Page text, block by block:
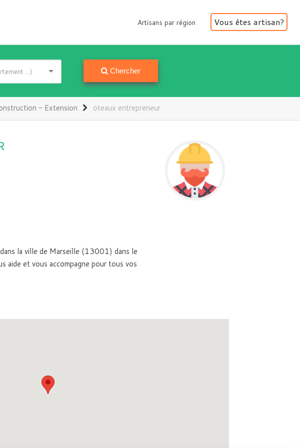
Artisans par région
Artisans par région Vous êtes artisan?
Chercher
- Extension oteaux entrepreneur
la ville de Marseille (13001) dans le
et vous accompagne pour tous vos